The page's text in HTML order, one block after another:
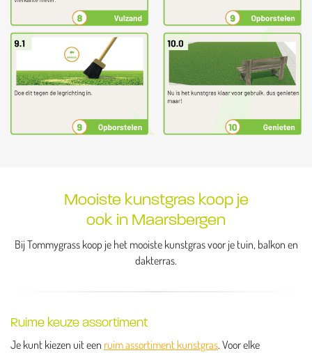
Mooiste kunstgras koop je
ook in Maarsbergen
Bij Tommygrass koop je het mooiste kunstgras voor je tuin, balkon en
dakterras.
Ruime keuze assortiment
Je kunt kiezen uit een ruim assortiment kunstgras. Voor elke